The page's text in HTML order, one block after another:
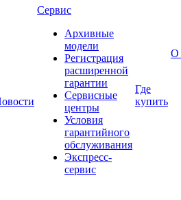
Сервис
Архивные
модели
Регистрация
расширенной
гарантии
Сервисные
центры
Условия
гарантийного
обслуживания
Экспресс-
сервис
Где
купить
О